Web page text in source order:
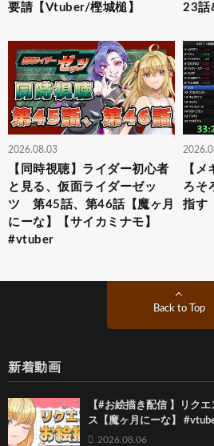
要請【Vtuber/樫城槌】
23話
2026.08.03
【同時視聴】ライダー初心者
と見る、仮面ライダーゼッ
ツ 第45話、第46話【魔ヶ月
にーな】【サイカミナモ】
#vtuber
【
ろそ
指す
Back to Top
新着動画
【#お絵描き配信 】リク
ス【魔ヶ月にーな】
2026.08.06